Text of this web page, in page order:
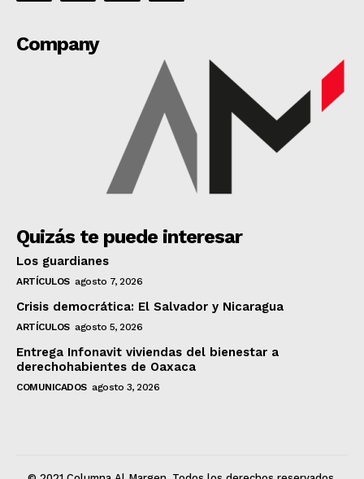
Company
Quizás te puede interesar
Los guardianes
ARTÍCULOS agosto 7, 2026
Crisis democrática: El Salvador y Nicaragua
ARTÍCULOS agosto 5, 2026
Entrega Infonavit viviendas del bienestar a
derechohabientes de Oaxaca
COMUNICADOS agosto 3, 2026